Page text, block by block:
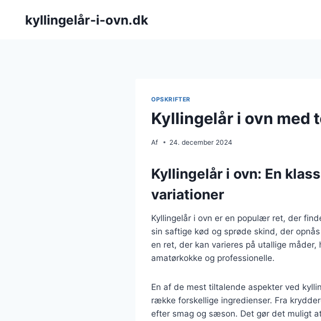
kyllingelår-i-ovn.dk
OPSKRIFTER
Kyllingelår i ovn med
Af 24. december 2024
Kyllingelår i ovn: En
variationer
Kyllingelår i ovn er en populær ret, der
sin saftige kød og sprøde skind, der
en ret, der kan varieres på utallige
amatørkokke og professionelle.
En af de mest tiltalende aspekter ved
række forskellige ingredienser. Fra
efter smag og sæson. Det gør det muligt